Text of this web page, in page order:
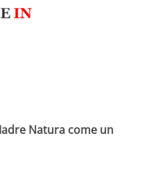
Natura come un